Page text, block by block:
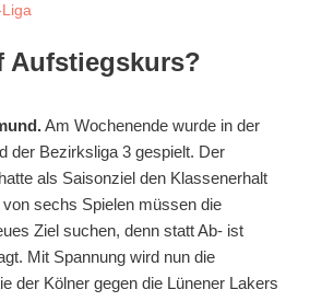
Liga
Aufstiegskurs?
Am Wochenende wurde in der
der Bezirksliga 3 gespielt. Der
als Saisonziel den Klassenerhalt
sechs Spielen müssen die
Ziel suchen, denn statt Ab- ist
Mit Spannung wird nun die
der Kölner gegen die Lünener Lakers